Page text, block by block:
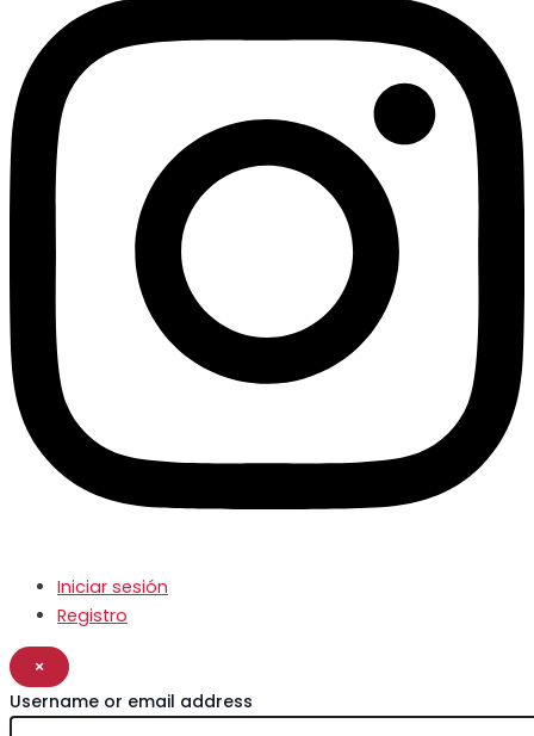
Iniciar sesión
Registro
×
Username or email address